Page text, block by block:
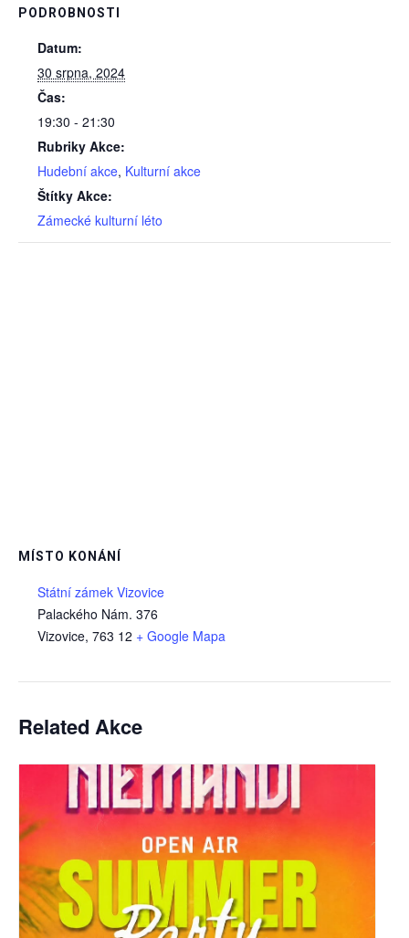
PODROBNOSTI
Datum:
30 srpna, 2024
Čas:
19:30 - 21:30
Rubriky Akce:
Hudební akce, Kulturní akce
Štítky Akce:
Zámecké kulturní léto
MÍSTO KONÁNÍ
Státní zámek Vizovice
Palackého Nám. 376
Vizovice, 763 12 + Google Mapa
Related Akce